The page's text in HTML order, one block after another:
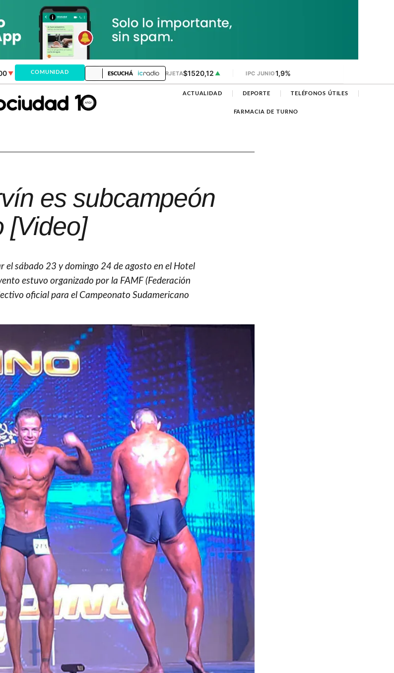
▼ DÓLAR MEP ▲ DÓLAR TARJETA$1520,12 ▲ IPC JUNIO1,9%
COMUNIDAD ESCUCHÁ
ACTUALIDAD DEPORTE TELÉFONOS ÚTILES
FARMACIA DE TURNO
es subcampeón
[Video]
sábado 23 y domingo 24 de agosto en el Hotel
estuvo organizado por la FAMF (Federación
oficial para el Campeonato Sudamericano